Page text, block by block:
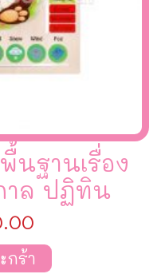
นฐานเรื่อง
าล ปฏิทิน
กร้า